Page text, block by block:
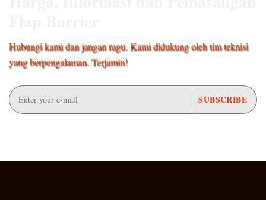
Hubungi kami dan jangan ragu. Kami didukung oleh tim teknisi
yang berpengalaman. Terjamin!